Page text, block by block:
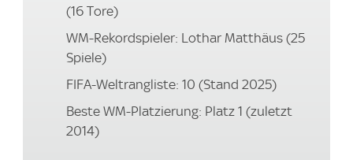
(16 Tore)
WM-Rekordspieler: Lothar Matthäus (25
Spiele)
FIFA-Weltrangliste: 10 (Stand 2025)
Beste WM-Platzierung: Platz 1 (zuletzt
2014)